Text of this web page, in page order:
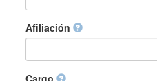
Afiliación
Cargo